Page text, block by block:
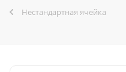
Нестандартная ячейка